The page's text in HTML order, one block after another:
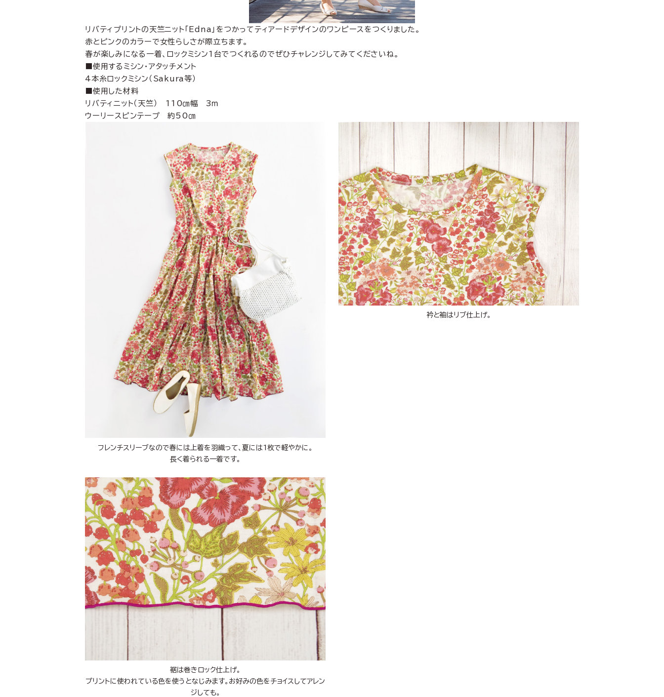
リバティプリントの天竺ニット「Edna」をつかってティアードデザインのワンピースをつくりました。
赤とピンクのカラーで女性らしさが際立ちます。
春が楽しみになる一着、ロックミシン1台でつくれるのでぜひチャレンジしてみてくださいね。
■使用するミシン・アタッチメント
4本糸ロックミシン（Sakura等）
■使用した材料
リバティニット（天竺） 110㎝幅 3ｍ
ウーリースピンテープ 約50㎝
フレンチスリーブなので春には上着を羽織って、夏には1枚で軽やかに。
長く着られる一着です。
衿と袖はリブ仕上げ。
裾は巻きロック仕上げ。
プリントに使われている色を使うとなじみます。お好みの色をチョイスしてアレン
ジしても。